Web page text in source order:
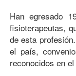
Han egresado
fisioterapeutas,
de esta
el país,
reconocidos en